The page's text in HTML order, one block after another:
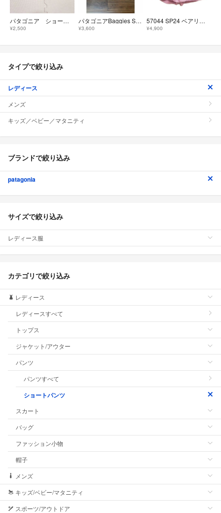
パタゴニア ショートパンツ レディース
¥2,500
パタゴニアBaggies Shortsショートパンツ XL 160cm キッズ
¥3,600
57044 SP24 ベアリー バギーズ ショーツ S ピンク系
¥4,900
タイプで絞り込み
レディース
メンズ
キッズ／ベビー／マタニティ
ブランドで絞り込み
patagonia
サイズで絞り込み
レディース服
カテゴリで絞り込み
レディース
レディースすべて
トップス
ジャケット/アウター
パンツ
パンツすべて
ショートパンツ
スカート
バッグ
ファッション小物
帽子
メンズ
キッズ/ベビー/マタニティ
スポーツ/アウトドア